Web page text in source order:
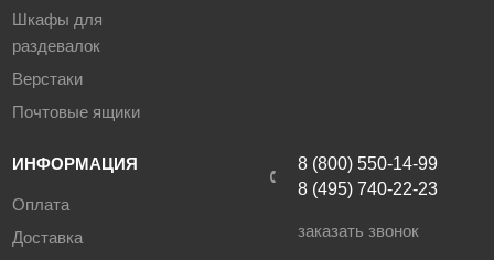
Шкафы для
раздевалок
Верстаки
Почтовые ящики
ИНФОРМАЦИЯ
Оплата
Доставка
8 (800) 550-14-99
8 (495) 740-22-23
заказать звонок